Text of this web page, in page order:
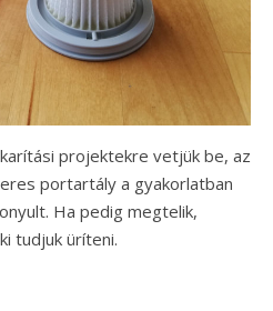
projektekre vetjük be, az
portartály a gyakorlatban
Ha pedig megtelik,
tudjuk üríteni.